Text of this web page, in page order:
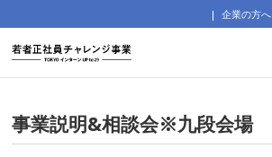
企業の方へ
事業説明&相談会※九段会場